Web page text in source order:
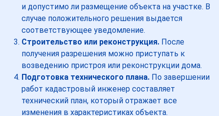
и допустимо ли размещение объекта на участке. В
случае положительного решения выдается
соответствующее уведомление.
Строительство или реконструкция. После
получения разрешения можно приступать к
возведению пристроя или реконструкции дома.
Подготовка технического плана. По завершении
работ кадастровый инженер составляет
технический план, который отражает все
изменения в характеристиках объекта.